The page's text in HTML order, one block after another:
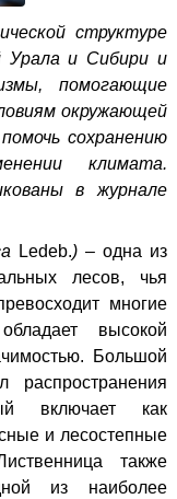
структуре
Урала и Сибири и
помогающие
окружающей
сохранению
климата.
в журнале
Ledeb.) – одна из
лесов, чья
многие
высокой
Большой
распространения
включает как
и лесостепные
также
из наиболее